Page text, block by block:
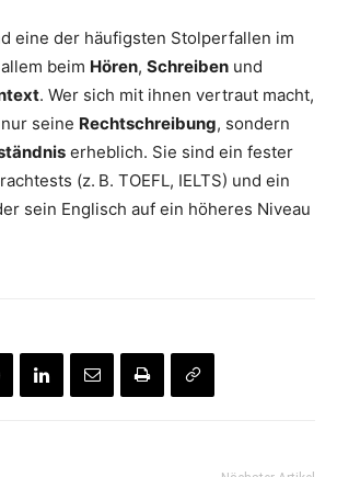
eine der häufigsten Stolperfallen im
beim Hören, Schreiben und
. Wer sich mit ihnen vertraut macht,
seine Rechtschreibung, sondern
erheblich. Sie sind ein fester
(z. B. TOEFL, IELTS) und ein
sein Englisch auf ein höheres Niveau